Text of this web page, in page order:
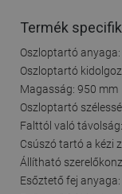
Termék
Oszloptartó
Oszloptartó
Magasság: 950 mm
Oszloptartó
Falttól való
Csúszó tartó a kézi
Állítható
Esőztető fej